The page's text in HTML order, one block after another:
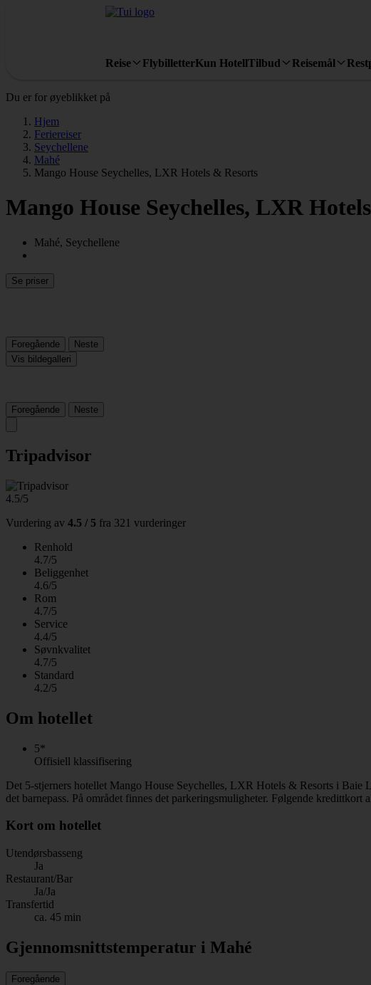
Reise FlybilletterKun HotellTilbud Reisemål
Du er for øyeblikket på
Hjem
Feriereiser
Seychellene
Mahé
Mango House Seychelles, LXR Hotels & Resorts
Mango House Seychelles, LXR
Mahé, Seychellene
Se priser
Foregående
Neste
Vis bildegalleri
Foregående Neste
Tripadvisor
4.5/5
Vurdering av 4.5 / 5 fra 321 vurderinger
Renhold
4.7/5
Beliggenhet
4.6/5
Rom
4.7/5
Service
4.4/5
Søvnkvalitet
4.7/5
Standard
4.2/5
Om hotellet
5*
Offisiell klassifisering
Det 5-stjerners hotellet Mango House Seychelles, LXR Hotels & Resorts i Baie
det barnepass. På området finnes det parkeringsmuligheter. Følgende kredittkort
Kort om hotellet
Utendørsbasseng
Ja
Restaurant/Bar
Ja/Ja
Transfertid
ca. 45 min
Gjennomsnittstemperatur i Mahé
Foregående